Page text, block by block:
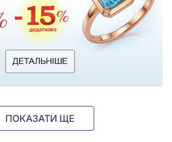
ПОКАЗАТИ ЩЕ